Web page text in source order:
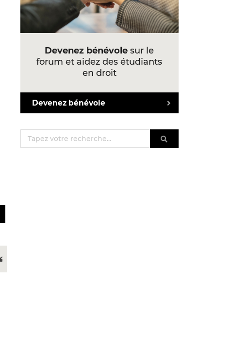
Devenez bénévole sur le
forum et aidez des étudiants
en droit
Devenez bénévole